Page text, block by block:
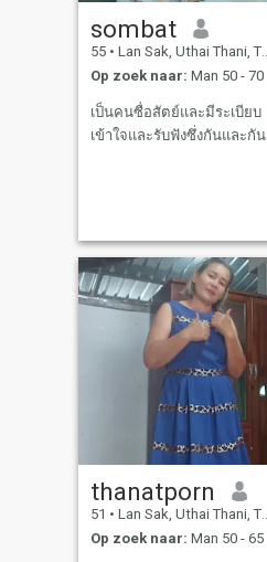
sombat
55 • Lan Sak, Uthai Thani, Thailand
Op zoek naar: Man 50 - 70
เป็นคนซื่อสัตย์และมีระเบียบ
เข้าใจและรับฟังซึ่งกันและกัน
thanatporn
51 • Lan Sak, Uthai Thani, Thailand
Op zoek naar: Man 50 - 65